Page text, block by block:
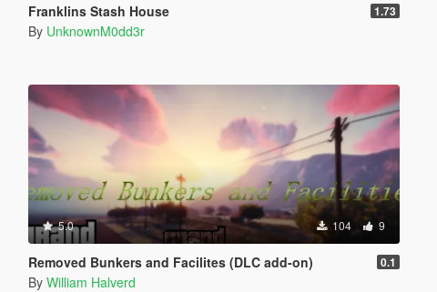
Franklins Stash House 1.73
By UnknownM0dd3r
5.0 104 9
Removed Bunkers and Facilites (DLC add-on) 0.1
By William Halverd